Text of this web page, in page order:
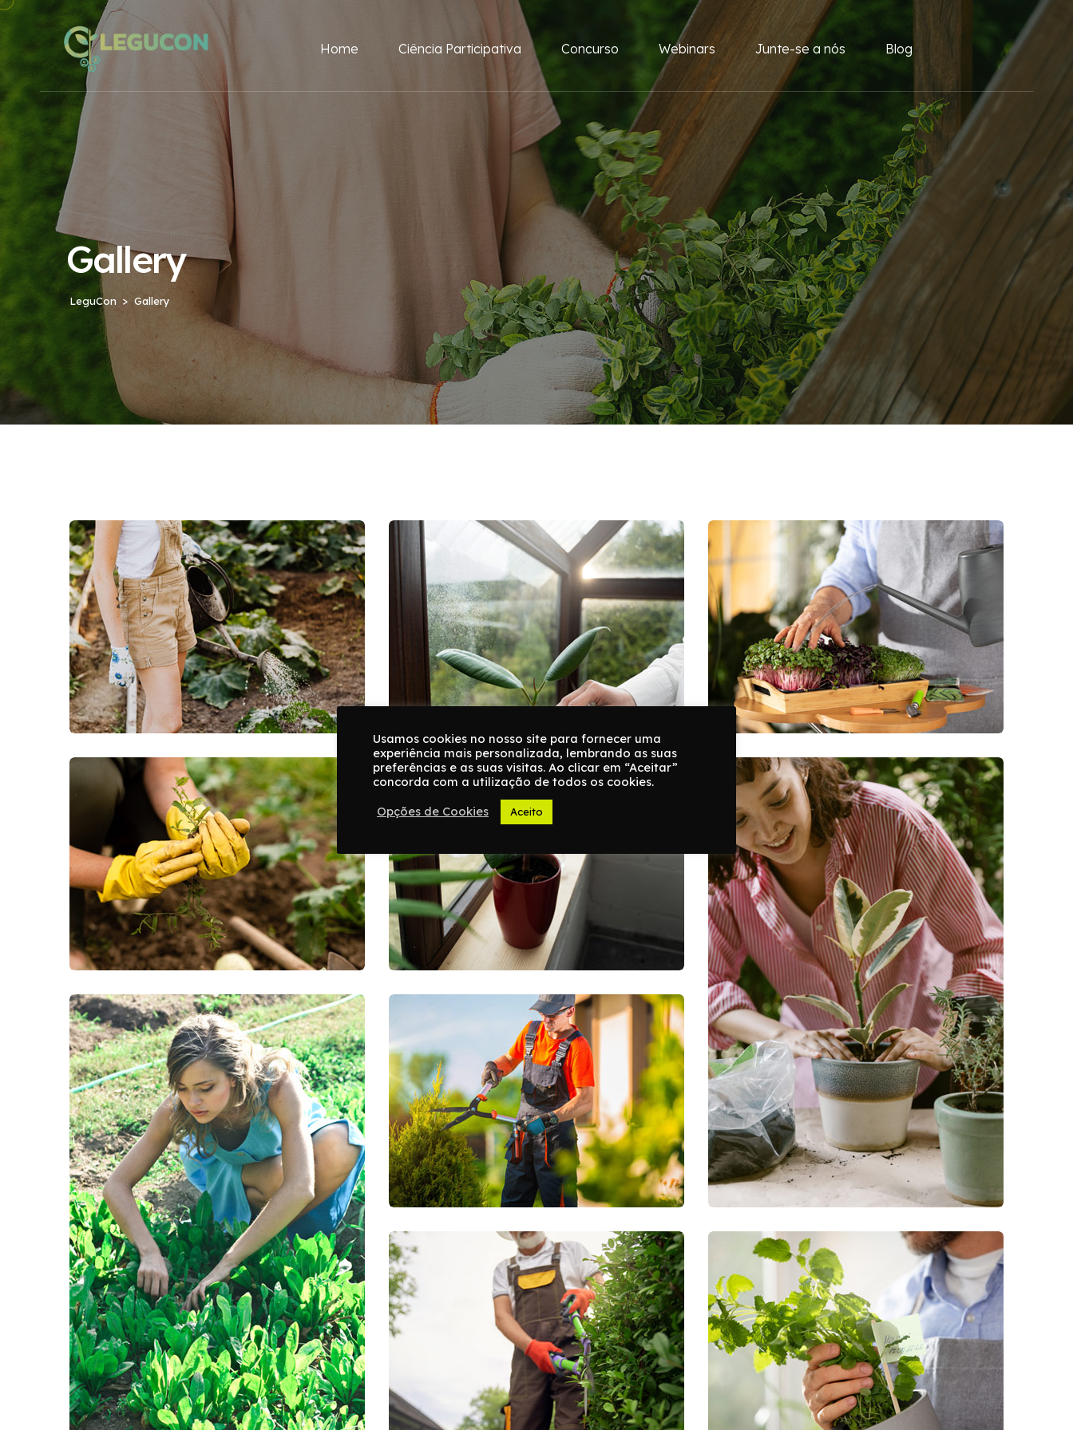
Home Ciência Participativa Concurso Webinars Junte-se a nós Blog
Gallery
LeguCon Gallery
Usamos cookies no nosso site para fornecer uma
experiência mais personalizada, lembrando as suas
preferências e as suas visitas. Ao clicar em “Aceitar”
concorda com a utilização de todos os cookies.
Opções de Cookies
Aceito